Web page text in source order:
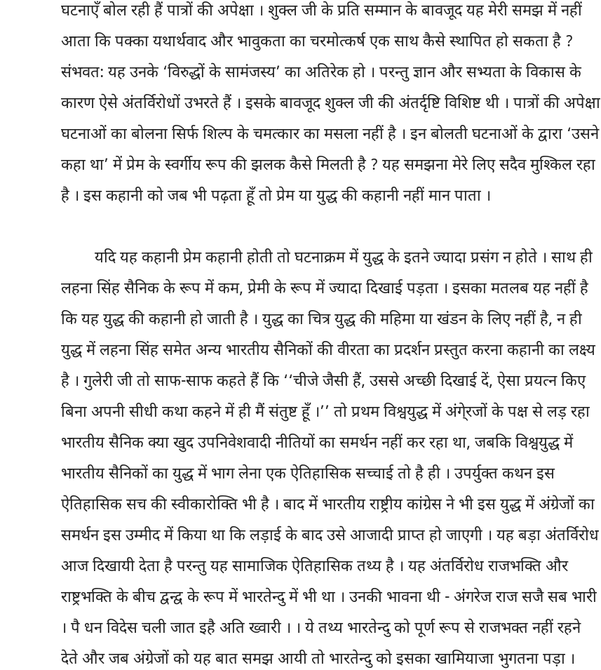
घटनाएँ बोल रही हैं पात्रों की अपेक्षा । शुक्ल जी के प्रति सम्मान के बावजूद यह मेरी समझ में नहीं
आता कि पक्का यथार्थवाद और भावुकता का चरमोत्कर्ष एक साथ कैसे स्थापित हो सकता है ?
संभवत: यह उनके ‘विरुद्धों के सामंजस्य’ का अतिरेक हो । परन्तु ज्ञान और सभ्यता के विकास के
कारण ऐसे अंतर्विरोधों उभरते हैं । इसके बावजूद शुक्ल जी की अंतर्दृष्टि विशिष्ट थी । पात्रों की अपेक्षा
घटनाओं का बोलना सिर्फ शिल्प के चमत्कार का मसला नहीं है । इन बोलती घटनाओं के द्वारा ‘उसने
कहा था’ में प्रेम के स्वर्गीय रूप की झलक कैसे मिलती है ? यह समझना मेरे लिए सदैव मुश्किल रहा
है । इस कहानी को जब भी पढ़ता हूँ तो प्रेम या युद्ध की कहानी नहीं मान पाता ।
यदि यह कहानी प्रेम कहानी होती तो घटनाक्रम में युद्ध के इतने ज्यादा प्रसंग न होते । साथ ही
लहना सिंह सैनिक के रूप में कम, प्रेमी के रूप में ज्यादा दिखाई पड़ता । इसका मतलब यह नहीं है
कि यह युद्ध की कहानी हो जाती है । युद्ध का चित्र युद्ध की महिमा या खंडन के लिए नहीं है, न ही
युद्ध में लहना सिंह समेत अन्य भारतीय सैनिकों की वीरता का प्रदर्शन प्रस्तुत करना कहानी का लक्ष्य
है । गुलेरी जी तो साफ-साफ कहते हैं कि ‘‘चीजे जैसी हैं, उससे अच्छी दिखाई दें, ऐसा प्रयत्न किए
बिना अपनी सीधी कथा कहने में ही मैं संतुष्ट हूँ ।’’ तो प्रथम विश्वयुद्ध में अंगे्रजों के पक्ष से लड़ रहा
भारतीय सैनिक क्या खुद उपनिवेशवादी नीतियों का समर्थन नहीं कर रहा था, जबकि विश्वयुद्ध में
भारतीय सैनिकों का युद्ध में भाग लेना एक ऐतिहासिक सच्चाई तो है ही । उपर्युक्त कथन इस
ऐतिहासिक सच की स्वीकारोक्ति भी है । बाद में भारतीय राष्ट्रीय कांग्रेस ने भी इस युद्ध में अंग्रेजों का
समर्थन इस उम्मीद में किया था कि लड़ाई के बाद उसे आजादी प्राप्त हो जाएगी । यह बड़ा अंतर्विरोध
आज दिखायी देता है परन्तु यह सामाजिक ऐतिहासिक तथ्य है । यह अंतर्विरोध राजभक्ति और
राष्ट्रभक्ति के बीच द्वन्द्व के रूप में भारतेन्दु में भी था । उनकी भावना थी - अंगरेज राज सजै सब भारी
। पै धन विदेस चली जात इहै अति ख्वारी । । ये तथ्य भारतेन्दु को पूर्ण रूप से राजभक्त नहीं रहने
देते और जब अंग्रेजों को यह बात समझ आयी तो भारतेन्दु को इसका खामियाजा भुगतना पड़ा ।